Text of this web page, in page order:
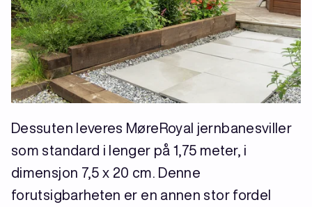
Dessuten leveres MøreRoyal jernbanesviller
som standard i lenger på 1,75 meter, i
dimensjon 7,5 x 20 cm. Denne
forutsigbarheten er en annen stor fordel